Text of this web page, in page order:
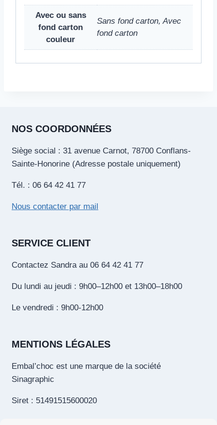
Avec ou sans
fond carton
couleur
Sans fond carton, Avec
fond carton
NOS COORDONNÉES
Siège social : 31 avenue Carnot, 78700 Conflans-
Sainte-Honorine (Adresse postale uniquement)
Tél. : 06 64 42 41 77
Nous contacter par mail
SERVICE CLIENT
Contactez Sandra au 06 64 42 41 77
Du lundi au jeudi : 9h00–12h00 et 13h00–18h00
Le vendredi : 9h00-12h00
MENTIONS LÉGALES
Embal’choc est une marque de la société
Sinagraphic
Siret : 51491515600020